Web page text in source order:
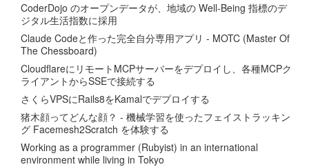
CoderDojo のオープンデータが、地域の Well-Being 指標のデ
ジタル生活指数に採用
Claude Codeと作った完全自分専用アプリ - MOTC (Master Of
The Chessboard)
CloudflareにリモートMCPサーバーをデプロイし、各種MCPク
ライアントからSSEで接続する
さくらVPSにRails8をKamalでデプロイする
猪木顔ってどんな顔？ - 機械学習を使ったフェイストラッキン
グ Facemesh2Scratch を体験する
Working as a programmer (Rubyist) in an international
environment while living in Tokyo